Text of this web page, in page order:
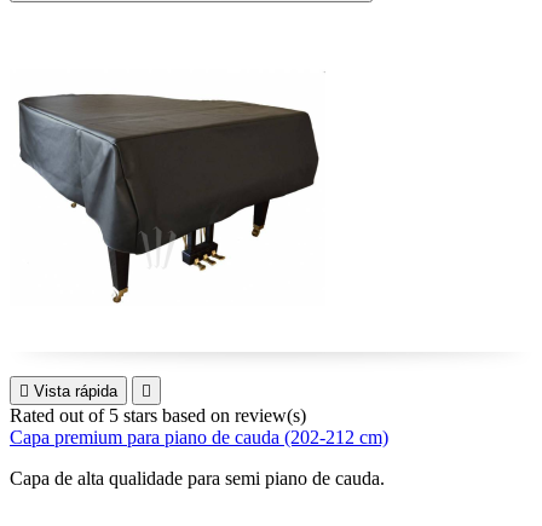
 Vista rápida 
Rated out of 5 stars based on review(s)
Capa premium para piano de cauda (202-212 cm)
Capa de alta qualidade para semi piano de cauda.